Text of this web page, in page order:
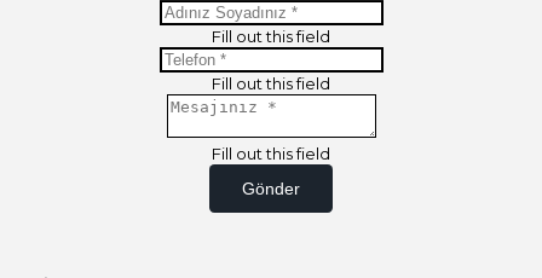
Fill out this field
Fill out this field
Fill out this field
Gönder